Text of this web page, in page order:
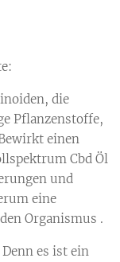
die
Pflanzenstoffe,
einen
Cbd Öl
und
eine
Organismus .
es ist ein